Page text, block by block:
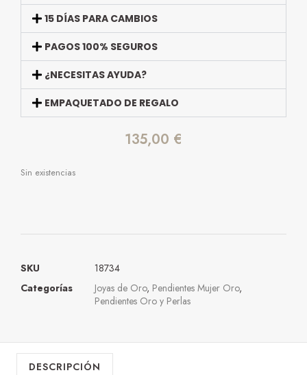
15 DÍAS PARA CAMBIOS
PAGOS 100% SEGUROS
¿NECESITAS AYUDA?
EMPAQUETADO DE REGALO
135,00 €
Sin existencias
SKU
18734
Categorías
Joyas de Oro, Pendientes Mujer Oro,
Pendientes Oro y Perlas
DESCRIPCIÓN